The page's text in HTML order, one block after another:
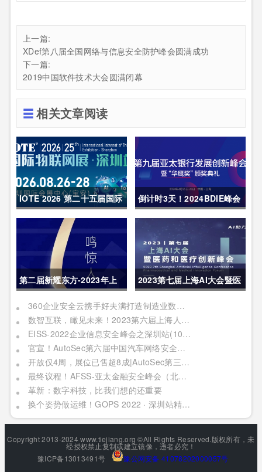
上一篇:
XDef第八届全国网络与信息安全防护峰会圆满成功
下一篇:
2019中国软件技术大会圆满闭幕
相关文章阅读
IOTE 2026 第二十五届国际
物联网展・深圳站 展会邀请
倒计时3天！2024BDIE峰会
内容亮点呈现
第二届新耀东方-2023年上
海网络安全博览会暨高峰论
坛行业盛会1天倒计时
2023第七届上海AI大会暨医
药和医疗创新峰会|报名进行
中
360企业安全云携手好夫满打造制造业数字化转型新范本
数智互联，瞰见未来！2023第六届上海人工智能大会定档四月上海
EISS-2022企业信息安全峰会之深圳站(10月28日/周五)
官宣！AutoSec第六届中国汽车网络安全周火热来袭，10大特色首度曝光！1000+精准专业观众、60+OEM竞相参与
开放仅4周，展位已售超8成|AutoSec第三届中国汽车数据安全展9月来袭！
最终议程！AFSS-亚太金融安全峰会（北京2022年09月02日周五）
革新：数字科技，比我们想的还重要
换个姿势做运维！GOPS 2022 · 深圳站精彩内容抢先看！
Copyright 2013-2024 www.tiejiang.org ©All Rights Reserved.版权所有，未
经授权禁止复制或建立镜像，违者必究！
豫ICP备13013491号
豫公网安备 41078202000057号